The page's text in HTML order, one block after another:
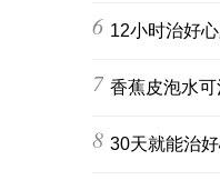
6 12小时治好
7 香蕉皮泡水
8 30天就能治好